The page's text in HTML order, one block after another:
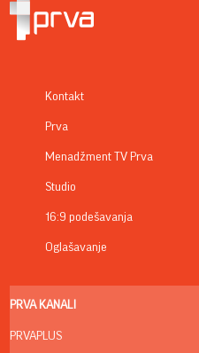
Kontakt
Prva
Menadžment TV Prva
Studio
16:9 podešavanja
Oglašavanje
PRVA KANALI
PRVAPLUS